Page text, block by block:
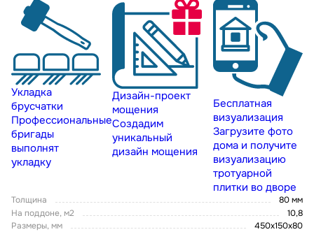
Укладка
брусчатки
Профессиональные
бригады
выполнят
укладку
Дизайн-проект
мощения
Создадим
уникальный
дизайн мощения
Бесплатная
визуализация
Загрузите фото
дома и получите
визуализацию
тротуарной
плитки во дворе
Толщина
80 мм
На поддоне, м2
10,8
Размеры, мм
450х150х80